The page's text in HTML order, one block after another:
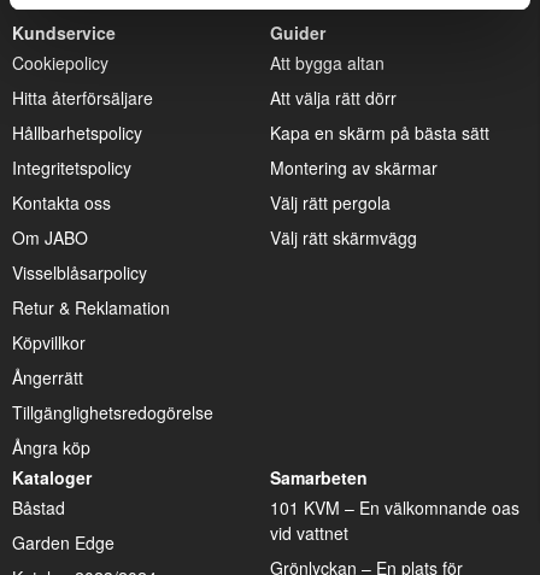
Kundservice
Cookiepolicy
Hitta återförsäljare
Hållbarhetspolicy
Integritetspolicy
Kontakta oss
Om JABO
Visselblåsarpolicy
Retur & Reklamation
Köpvillkor
Ångerrätt
Tillgänglighetsredogörelse
Ångra köp
Guider
Att bygga altan
Att välja rätt dörr
Kapa en skärm på bästa sätt
Montering av skärmar
Välj rätt pergola
Välj rätt skärmvägg
Kataloger
Båstad
Garden Edge
Samarbeten
101 KVM – En välkomnande oas
vid vattnet
Grönlyckan – En plats för